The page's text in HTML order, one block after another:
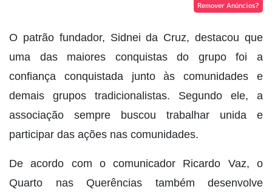
Remover Anúncios?
O patrão fundador, Sidnei da Cruz, destacou que
uma das maiores conquistas do grupo foi a
confiança conquistada junto às comunidades e
demais grupos tradicionalistas. Segundo ele, a
associação sempre buscou trabalhar unida e
participar das ações nas comunidades.
De acordo com o comunicador Ricardo Vaz, o
Quarto nas Querências também desenvolve